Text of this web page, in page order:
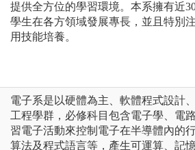
提供全方位的學習環境。本系擁有近
學生在各方領域發展專長，並且特別
用技能培養。
電子系是以硬體為主、軟體程式設計
工程學群，必修科目包含電子學、電
習電子活動來控制電子在半導體內的
算法及程式語言等，產生可運算、記